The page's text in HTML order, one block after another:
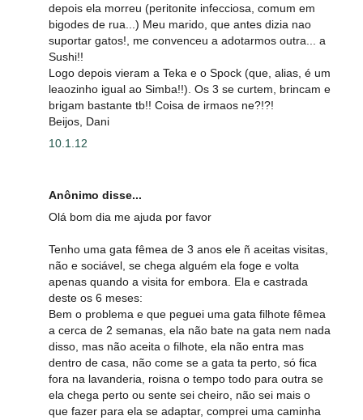
depois ela morreu (peritonite infecciosa, comum em
bigodes de rua...) Meu marido, que antes dizia nao
suportar gatos!, me convenceu a adotarmos outra... a
Sushi!!
Logo depois vieram a Teka e o Spock (que, alias, é um
leaozinho igual ao Simba!!). Os 3 se curtem, brincam e
brigam bastante tb!! Coisa de irmaos ne?!?!
Beijos, Dani
10.1.12
Anônimo disse...
Olá bom dia me ajuda por favor
Tenho uma gata fêmea de 3 anos ele ñ aceitas visitas,
não e sociável, se chega alguém ela foge e volta
apenas quando a visita for embora. Ela e castrada
deste os 6 meses:
Bem o problema e que peguei uma gata filhote fêmea
a cerca de 2 semanas, ela não bate na gata nem nada
disso, mas não aceita o filhote, ela não entra mas
dentro de casa, não come se a gata ta perto, só fica
fora na lavanderia, roisna o tempo todo para outra se
ela chega perto ou sente sei cheiro, não sei mais o
que fazer para ela se adaptar, comprei uma caminha